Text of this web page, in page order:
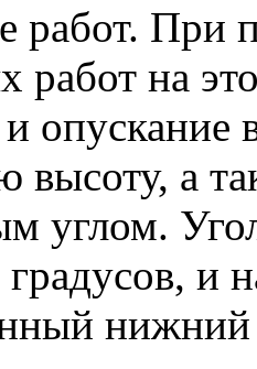
работ. При
работ на
высоту, а
углом.
градусов, и